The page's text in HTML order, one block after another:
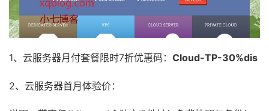
1、云服务器月付套餐限时7折优惠码： Cloud-TP-30%dis
2、云服务器首月体验价：